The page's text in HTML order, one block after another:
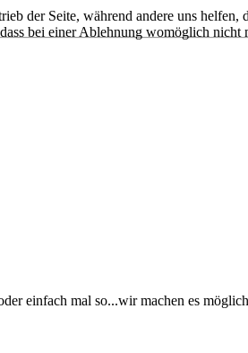
einfach mal so...wir machen es
der Seite, während andere uns
bei einer Ablehnung womöglich